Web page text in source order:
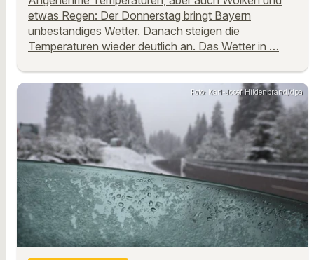
etwas Regen: Der Donnerstag bringt Bayern
unbeständiges Wetter. Danach steigen die
Temperaturen wieder deutlich an. Das Wetter in …
Foto: Karl-Josef Hildenbrand/dpa